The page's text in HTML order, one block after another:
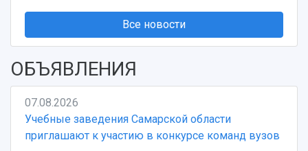
Все новости
ОБЪЯВЛЕНИЯ
07.08.2026
Учебные заведения Самарской области
приглашают к участию в конкурсе команд вузов